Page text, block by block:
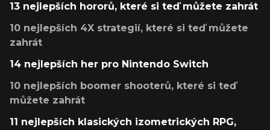
13 nejlepších hororů, které si teď můžete zahrát
10 nejlepších 4X strategií, které si teď můžete
zahrát
14 nejlepších her pro Nintendo Switch
10 nejlepších boomer shooterů, které si teď
můžete zahrát
11 nejlepších klasických izometrických RPG,